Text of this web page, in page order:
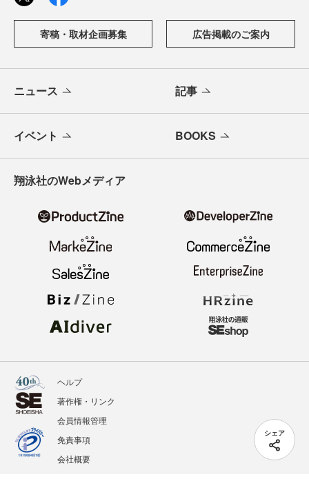
シェア
寄稿・取材企画募集 広告掲載のご案内
ニュース 記事
イベント BOOKS
翔泳社のWebメディア
ヘルプ
著作権・リンク
会員情報管理
免責事項
会社概要